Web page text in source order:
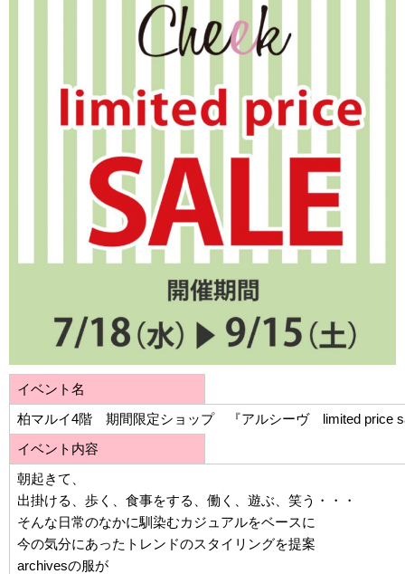
イベント名
柏マルイ4階 期間限定ショップ 『アルシーヴ limited price
イベント内容
朝起きて、
出掛ける、歩く、食事をする、働く、遊ぶ、笑う・・・
そんな日常のなかに馴染むカジュアルをベースに
今の気分にあったトレンドのスタイリングを提案
archivesの服が